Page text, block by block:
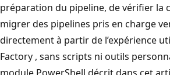
préparation du pipeline, de vérifier la
migrer des pipelines pris en charge
directement à partir de l’expérience
Factory , sans scripts ni outils
module PowerShell décrit dans cet